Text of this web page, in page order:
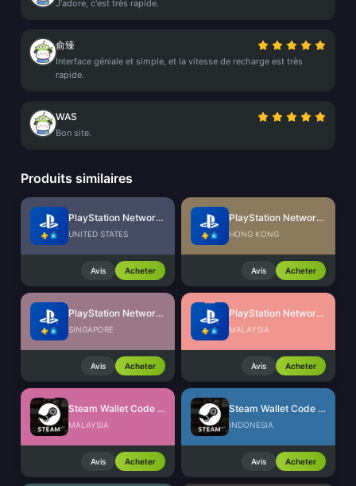
J'adore, c'est très rapide.
俞臻
Interface géniale et simple, et la vitesse de recharge est très
rapide.
WAS
Bon site.
Produits similaires
PlayStation Network Card (US)
UNITED STATES
Avis Acheter
PlayStation Network Card (HK)
HONG KONG
Avis Acheter
PlayStation Network Card (SG)
SINGAPORE
Avis Acheter
PlayStation Network Card (MY)
MALAYSIA
Avis Acheter
Steam Wallet Code (MYR)
MALAYSIA
Avis Acheter
Steam Wallet Code (IDR)
INDONESIA
Avis Acheter